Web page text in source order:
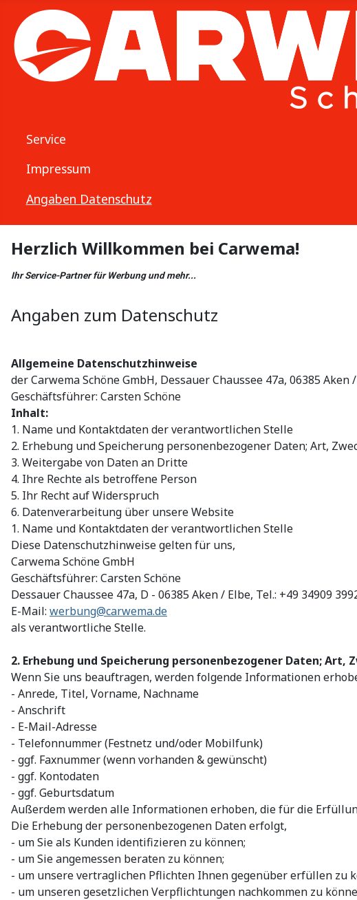
Service
Impressum
Angaben Datenschutz
Herzlich Willkommen bei Carwema!
Ihr Service-Partner für Werbung und mehr...
Angaben zum Datenschutz
Allgemeine Datenschutzhinweise
der Carwema Schöne GmbH, Dessauer Chaussee 47a, 06385 Aken
Geschäftsführer: Carsten Schöne
Inhalt:
1. Name und Kontaktdaten der verantwortlichen Stelle
2. Erhebung und Speicherung personenbezogener Daten; Art,
3. Weitergabe von Daten an Dritte
4. Ihre Rechte als betroffene Person
5. Ihr Recht auf Widerspruch
6. Datenverarbeitung über unsere Website
1. Name und Kontaktdaten der verantwortlichen Stelle
Diese Datenschutzhinweise gelten für uns,
Carwema Schöne GmbH
Geschäftsführer: Carsten Schöne
Dessauer Chaussee 47a, D - 06385 Aken / Elbe, Tel.: +49 34909
E-Mail: werbung@carwema.de
als verantwortliche Stelle.
2. Erhebung und Speicherung personenbezogener Daten; Art,
Wenn Sie uns beauftragen, werden folgende Informationen
- Anrede, Titel, Vorname, Nachname
- Anschrift
- E-Mail-Adresse
- Telefonnummer (Festnetz und/oder Mobilfunk)
- ggf. Faxnummer (wenn vorhanden & gewünscht)
- ggf. Kontodaten
- ggf. Geburtsdatum
Außerdem werden alle Informationen erhoben, die für die
Die Erhebung der personenbezogenen Daten erfolgt,
- um Sie als Kunden identifizieren zu können;
- um Sie angemessen beraten zu können;
- um unsere vertraglichen Pflichten Ihnen gegenüber erfüllen zu
- um unseren gesetzlichen Verpflichtungen nachkommen zu